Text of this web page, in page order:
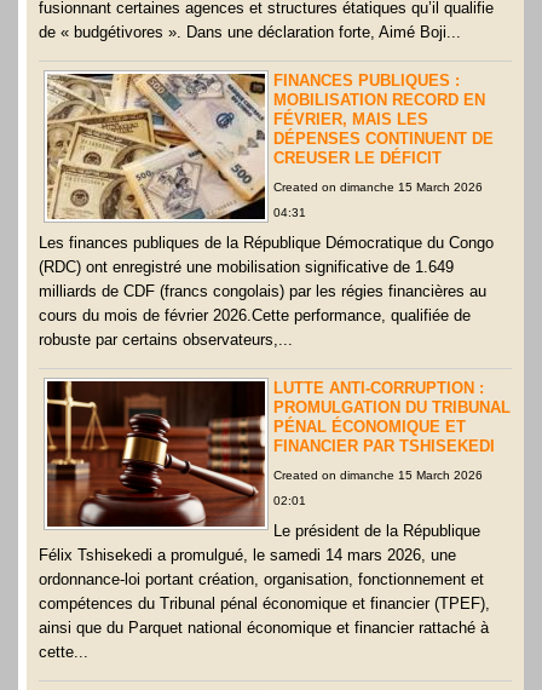
fusionnant certaines agences et structures étatiques qu’il qualifie
de « budgétivores ». Dans une déclaration forte, Aimé Boji...
FINANCES PUBLIQUES :
MOBILISATION RECORD EN
FÉVRIER, MAIS LES
DÉPENSES CONTINUENT DE
CREUSER LE DÉFICIT
Created on dimanche 15 March 2026
04:31
Les finances publiques de la République Démocratique du Congo
(RDC) ont enregistré une mobilisation significative de 1.649
milliards de CDF (francs congolais) par les régies financières au
cours du mois de février 2026.Cette performance, qualifiée de
robuste par certains observateurs,...
LUTTE ANTI-CORRUPTION :
PROMULGATION DU TRIBUNAL
PÉNAL ÉCONOMIQUE ET
FINANCIER PAR TSHISEKEDI
Created on dimanche 15 March 2026
02:01
Le président de la République
Félix Tshisekedi a promulgué, le samedi 14 mars 2026, une
ordonnance-loi portant création, organisation, fonctionnement et
compétences du Tribunal pénal économique et financier (TPEF),
ainsi que du Parquet national économique et financier rattaché à
cette...